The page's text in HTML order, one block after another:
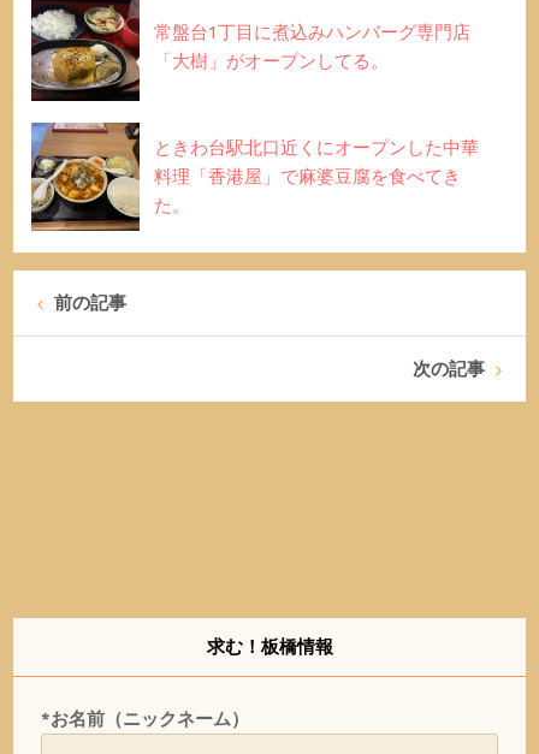
常盤台1丁目に煮込みハンバーグ専門店
「大樹」がオープンしてる。
ときわ台駅北口近くにオープンした中華
料理「香港屋」で麻婆豆腐を食べてき
た。
前の記事
次の記事
求む！板橋情報
*お名前（ニックネーム）